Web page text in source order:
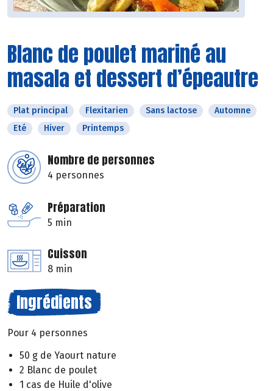
Blanc de poulet mariné au
masala et dessert d’épeautre
Plat principal Flexitarien Sans lactose
Automne
Eté
Hiver Printemps
Nombre de personnes
4 personnes
Préparation
5 min
Cuisson
8 min
Ingrédients
Pour 4 personnes
50 g de Yaourt nature
2 Blanc de poulet
1 cas de Huile d'olive